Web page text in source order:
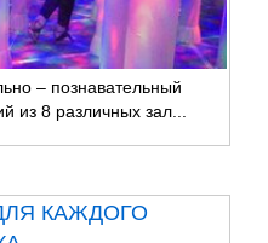
– познавательный
из 8 различных зал...
ДЛЯ КАЖДОГО